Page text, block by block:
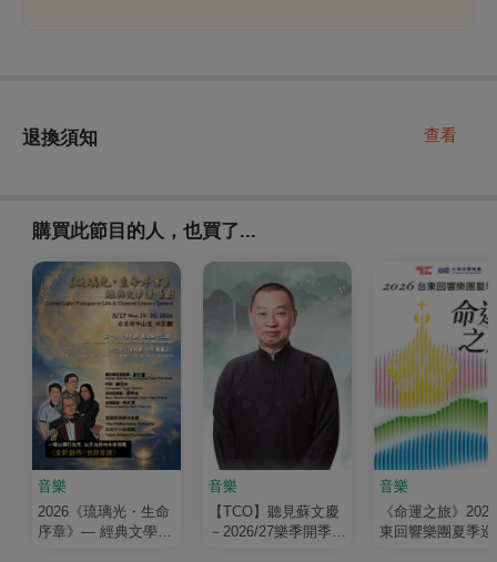
退換須知 查看
購買此節目的人，也買了...
音樂
2026《琉璃光・生命
序章》— 經典文學清
音樂
【TCO】聽見蘇文慶
－2026/27樂季開季音
音樂
《命運之旅》
東回響樂團夏季巡